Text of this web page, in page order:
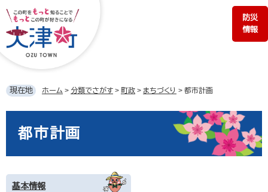
ジ
の
す。
ュ
ー
し
防災
情報
現在地 ホーム > 分類でさがす > 町政 > まちづくり > 都市計画
都市計画
基本情報